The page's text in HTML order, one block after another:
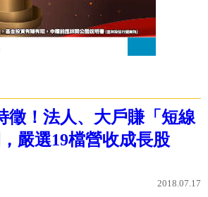
徵！法人、大戶賺「短線
嚴選19檔營收成長股
2018.07.17